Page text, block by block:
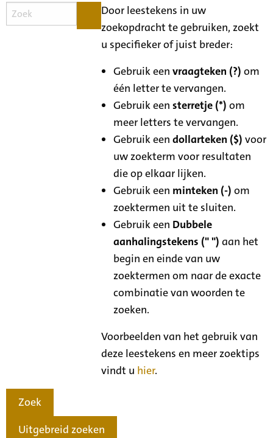
Door leestekens in uw
zoekopdracht te gebruiken, zoekt
u specifieker of juist breder:
Gebruik eenvraagteken (?) om
één letter te vervangen.
Gebruik eensterretje (*) om
meer letters te vervangen.
Gebruik eendollarteken ($) voor
uw zoekterm voor resultaten
die op elkaar lijken.
Gebruik een minteken (-) om
zoektermen uit te sluiten.
Gebruik een Dubbele
aanhalingstekens (" ") aan het
begin en einde van uw
zoektermen om naar de exacte
combinatie van woorden te
zoeken.
Voorbeelden van het gebruik van
deze leestekens en meer zoektips
vindt u hier.
Zoek
Uitgebreid zoeken